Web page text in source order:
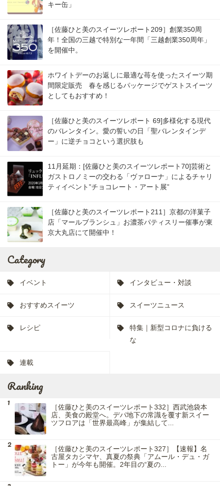
キー缶」
［佐藤ひと美のスイーツレポート209］創業350周
年！全国の三越で特別な一年間「三越創業350周年」
を開催中。
ホワイトデーのお返しに最適な苺を使ったスイーツ期
間限定販売 春を感じるパッケージでゲストスイーツ
としてもおすすめ！
［佐藤ひと美のスイーツレポート 69]多様化する現代
のバレンタイン。愛の誓いの日「聖バレンタインデ
ー」に逆チョコという選択肢も
11月延期：[佐藤ひと美のスイーツレポート70]芸術と
ガストロノミーの交わる「ヴァローナ」によるチャリ
ティイベント”チョコレート・アート展”
［佐藤ひと美のスイーツレポート211］京都の洋菓子
店「マールブランシュ」お濃茶パティスリー催事が東
京大丸店にて開催中！
Category
イベント インタビュー・対談
おすすめスイーツ スイーツニュース
レシピ
特集｜新型コロナに負ける
な
連載
Ranking
［佐藤ひと美のスイーツレポート332］西武池袋本
店、美食の殿堂へ。デパ地下の常識を覆す新スイー
ツフロアは「世界最高峰」が集結して...
［佐藤ひと美のスイーツレポート327］【速報】名
古屋タカシマヤ、真夏の祭典「アムール・デュ・ガ
トー」が今年も開催。2年目の“夏の...